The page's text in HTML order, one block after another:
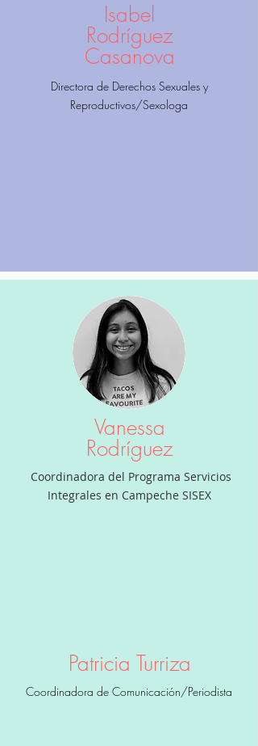
Isabel
Rodríguez
Casanova
Directora de Derechos Sexuales y
Reproductivos/Sexologa
Vanessa
Rodríguez
Coordinadora del Programa Servicios
Integrales en Campeche SISEX
Patricia Turriza
Coordinadora de Comunicación/Periodista